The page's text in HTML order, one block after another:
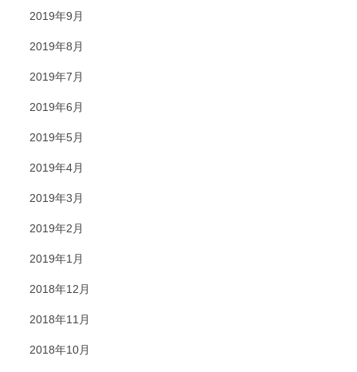
2019年9月
2019年8月
2019年7月
2019年6月
2019年5月
2019年4月
2019年3月
2019年2月
2019年1月
2018年12月
2018年11月
2018年10月